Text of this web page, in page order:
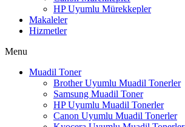
HP Uyumlu Mürekkepler
Makaleler
Hizmetler
Menu
Muadil Toner
Brother Uyumlu Muadil Tonerler
Samsung Muadil Toner
HP Uyumlu Muadil Tonerler
Canon Uyumlu Muadil Tonerler